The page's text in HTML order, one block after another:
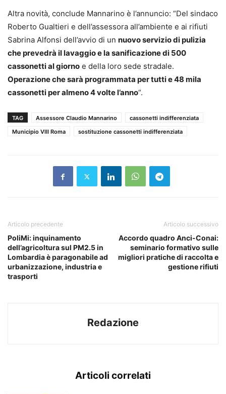
Altra novità, conclude Mannarino è l’annuncio: “Del sindaco
Roberto Gualtieri e dell’assessora all’ambiente e ai rifiuti
Sabrina Alfonsi dell’avvio di un nuovo servizio di pulizia
che prevedrà il lavaggio e la sanificazione di 500
cassonetti al giorno e della loro sede stradale.
Operazione che sarà programmata per tutti e 48 mila
cassonetti per almeno 4 volte l’anno“.
TAG Assessore Claudio Mannarino
cassonetti indifferenziata
Municipio VIII Roma
sostituzione cassonetti indifferenziata
Articolo precedente
PoliMi: inquinamento
dell’agricoltura sul PM2.5 in
Lombardia è paragonabile ad
urbanizzazione, industria e
trasporti
Articolo successivo
Accordo quadro Anci-Conai:
seminario formativo sulle
migliori pratiche di raccolta e
gestione rifiuti
Redazione
Articoli correlati